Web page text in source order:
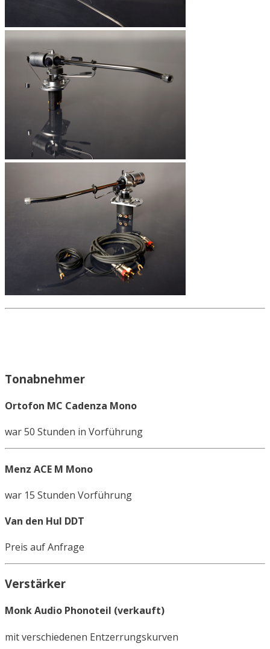
Tonabnehmer
Ortofon MC Cadenza Mono
war 50 Stunden in Vorführung
Menz ACE M Mono
war 15 Stunden Vorführung
Van den Hul DDT
Preis auf Anfrage
Verstärker
Monk Audio Phonoteil (verkauft)
mit verschiedenen Entzerrungskurven